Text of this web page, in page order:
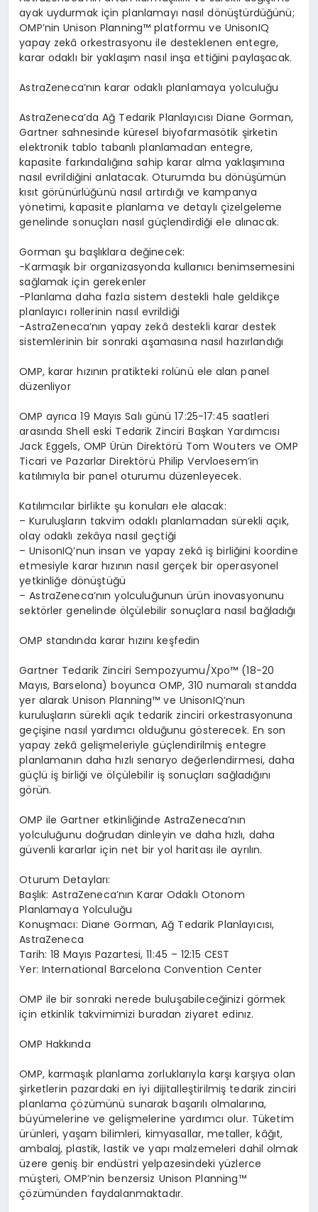
ayak uydurmak için planlamayı nasıl dönüştürdüğünü;
OMP’nin Unison Planning™platformu ve UnisonIQ
yapay zekâorkestrasyonu ile desteklenen entegre,
karar odaklı bir yaklaşım nasıl inşa ettiğini paylaşacak.
AstraZeneca’nın karar odaklı planlamaya yolculuğu
AstraZeneca’da Ağ Tedarik PlanlayıcısıDiane Gorman,
Gartner sahnesinde küresel biyofarmasötik şirketin
elektronik tablo tabanlıplanlamadan entegre,
kapasite farkındalığına sahip karar alma yaklaşımına
nasıl evrildiğini anlatacak. Oturumda bu dönüşümün
kısıt görünürlüğünü nasıl artırdığı ve kampanya
yönetimi, kapasite planlama ve detaylı çizelgeleme
genelinde sonuçları nasıl güçlendirdiği ele alınacak.
Gormanşu başlıklara değinecek:
-Karmaşık bir organizasyonda kullanıcıbenimsemesini
sağlamak için gerekenler
-Planlama daha fazla sistem destekli hale geldikçe
planlayıcı rollerinin nasıl evrildiği
-AstraZeneca’nın yapay zekâ destekli karar destek
sistemlerinin bir sonraki aşamasına nasıl hazırlandığı
OMP, karar hızının pratikteki rolünü ele alan panel
düzenliyor
OMP ayrıca19 Mayıs Salı günü17:25-17:45 saatleri
arasında Shell eski Tedarik Zinciri Başkan Yardımcısı
Jack Eggels, OMPÜrün Direktörü Tom Woutersve OMP
Ticari ve Pazarlar Direktörü Philip Vervloesem’in
katılımıyla bir panel oturumu düzenleyecek.
Katılımcılar birlikteşu konularıele alacak:
– Kuruluşların takvim odaklı planlamadan sürekli açık,
olay odaklı zekâya nasıl geçtiği
– UnisonIQ’nun insan ve yapay zekâ işbirliğini koordine
etmesiyle karar hızının nasıl gerçek bir operasyonel
yetkinliğe dönüştüğü
– AstraZeneca’nın yolculuğununürün inovasyonunu
sektörler genelinde ölçülebilir sonuçlara nasıl bağladığı
OMP standında karar hızınıkeşfedin
Gartner Tedarik Zinciri Sempozyumu/Xpo™ (18-20
Mayıs, Barselona) boyunca OMP, 310 numaralıstandda
yer alarak Unison Planning™ve UnisonIQ’nun
kuruluşların sürekli açık tedarik zinciri orkestrasyonuna
geçişine nasıl yardımcıolduğunu gösterecek. En son
yapay zekâgelişmeleriyle güçlendirilmişentegre
planlamanın daha hızlı senaryo değerlendirmesi, daha
güçlü işbirliği veölçülebilir işsonuçlarısağladığını
görün.
OMP ile Gartner etkinliğinde AstraZeneca’nın
yolculuğunu doğrudan dinleyin ve daha hızlı, daha
güvenli kararlar için net bir yol haritası ile ayrılın.
OturumDetayları:
Başlık: AstraZeneca’nın Karar Odaklı Otonom
Planlamaya Yolculuğu
Konuşmacı: Diane Gorman, Ağ Tedarik Planlayıcısı,
AstraZeneca
Tarih: 18 Mayıs Pazartesi, 11:45 – 12:15 CEST
Yer: International Barcelona Convention Center
OMP ile bir sonraki nerede buluşabileceğinizi görmek
için etkinlik takvimimizi buradan ziyaret edinız.
OMP Hakkında
OMP, karmaşık planlama zorluklarıyla karşıkarşıya olan
şirketlerin pazardaki en iyi dijitalleştirilmiş tedarik zinciri
planlamaçözümünüsunarak başarılı olmalarına,
büyümelerine ve gelişmelerine yardımcıolur. Tüketim
ürünleri, yaşam bilimleri, kimyasallar, metaller, kâğıt,
ambalaj, plastik, lastik ve yapı malzemeleri dahil olmak
üzere geniş bir endüstri yelpazesindeki yüzlerce
müşteri, OMP’nin benzersiz Unison Planning™
çözümünden faydalanmaktadır.